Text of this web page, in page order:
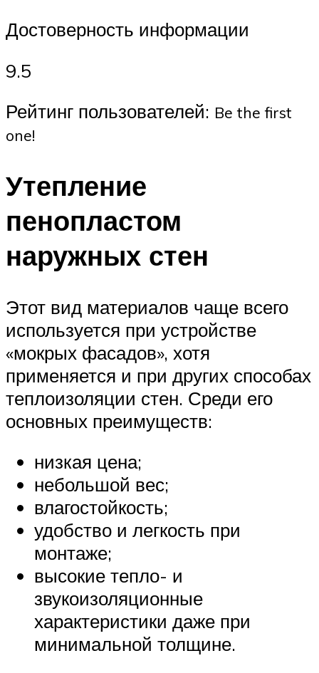
Достоверность информации
9.5
Рейтинг пользователей: Be the first
one!
Утепление
пенопластом
наружных стен
Этот вид материалов чаще всего
используется при устройстве
«мокрых фасадов», хотя
применяется и при других способах
теплоизоляции стен. Среди его
основных преимуществ:
низкая цена;
небольшой вес;
влагостойкость;
удобство и легкость при
монтаже;
высокие тепло- и
звукоизоляционные
характеристики даже при
минимальной толщине.